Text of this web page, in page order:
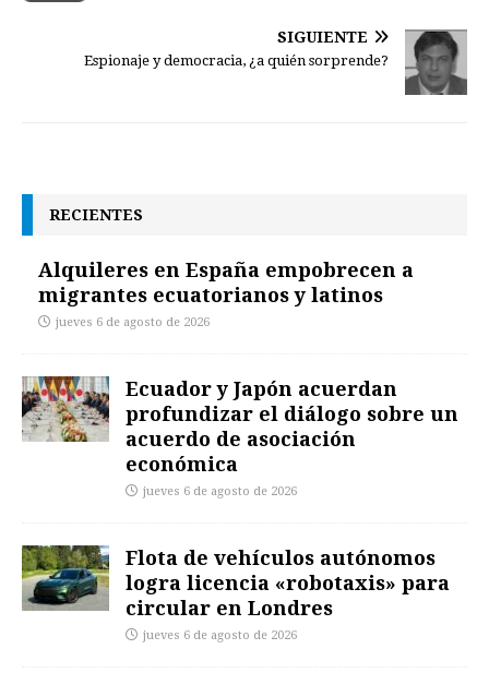
SIGUIENTE
Espionaje y democracia, ¿a quién sorprende?
RECIENTES
Alquileres en España empobrecen a
migrantes ecuatorianos y latinos
jueves 6 de agosto de 2026
Ecuador y Japón acuerdan
profundizar el diálogo sobre un
acuerdo de asociación
económica
jueves 6 de agosto de 2026
Flota de vehículos autónomos
logra licencia «robotaxis» para
circular en Londres
jueves 6 de agosto de 2026